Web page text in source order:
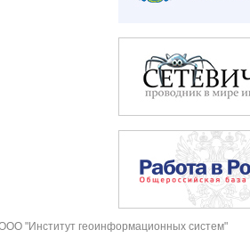
"Институт геоинформационных систем"